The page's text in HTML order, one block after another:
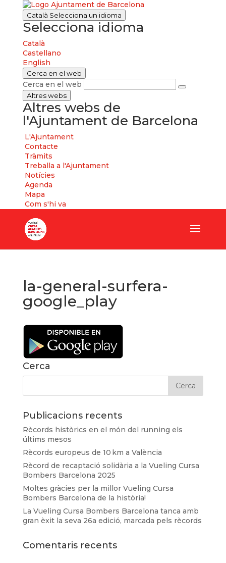
Català Selecciona un idioma
Selecciona idioma
Català
Castellano
English
Cerca en el web
Cerca en el web
Altres webs
Altres webs de
l'Ajuntament de Barcelona
L'Ajuntament
Contacte
Tràmits
Treballa a l'Ajuntament
Notícies
Agenda
Mapa
Com s'hi va
la-general-surfera-
google_play
Cerca
Publicacions recents
Rècords històrics en el món del running els
últims mesos
Rècords europeus de 10 km a València
Rècord de recaptació solidària a la Vueling Cursa
Bombers Barcelona 2025
Moltes gràcies per la millor Vueling Cursa
Bombers Barcelona de la història!
La Vueling Cursa Bombers Barcelona tanca amb
gran èxit la seva 26a edició, marcada pels rècords
Comentaris recents